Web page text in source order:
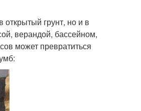
грунт, но и в
верандой, бассейном,
может превратиться